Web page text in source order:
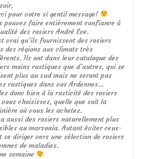
pour votre si gentil message!
pouvez faire entièrement confiance à
des rosiers André Eve.
vrai qu’ils fournissent des rosiers
des régions aux climats très
Ils ont dans leur catalogue des
moins rustiques que d’autres, qui se
plus au sud mais ne seront pas
rustiques dans vos Ardennes…
donc bien à la rusticité des rosiers
vous choisissez, quelle que soit la
où vous les achetez.
aussi des rosiers naturellement plus
au marsonia. Autant éviter ceux-
se diriger vers une sélection de rosiers
de maladies.
semaine